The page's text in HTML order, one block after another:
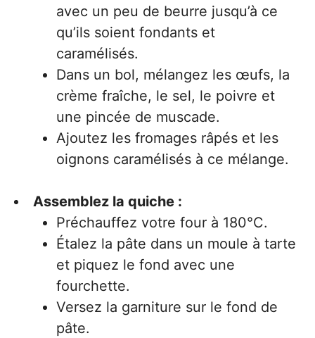
avec un peu de beurre jusqu’à ce
qu’ils soient fondants et
caramélisés.
Dans un bol, mélangez les œufs, la
crème fraîche, le sel, le poivre et
une pincée de muscade.
Ajoutez les fromages râpés et les
oignons caramélisés à ce mélange.
Assemblez la quiche :
Préchauffez votre four à 180°C.
Étalez la pâte dans un moule à tarte
et piquez le fond avec une
fourchette.
Versez la garniture sur le fond de
pâte.